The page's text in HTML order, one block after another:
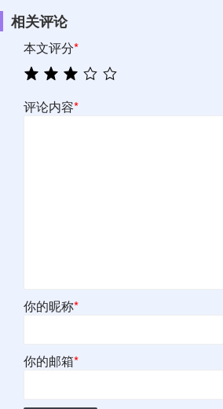
相关评论
本文评分*
评论内容*
你的昵称*
你的邮箱*